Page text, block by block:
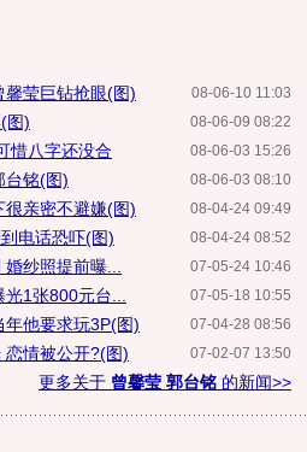
08-06-10 11:03
莹巨钻抢眼(图)
08-06-09 08:22
图)
08-06-03 15:26
惜八字还没合
08-06-03 08:10
台铭(图)
08-04-24 09:49
亲密不避嫌(图)
08-04-24 08:52
电话恐吓(图)
07-05-24 10:46
纱照提前曝...
07-05-18 10:55
1张800元台...
07-04-28 08:56
他要求玩3P(图)
07-02-07 13:50
恋情被公开?(图)
更多关于 曾馨莹 郭台铭 的新闻>>